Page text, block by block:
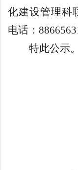
化建设管理科
电话：
特此公示。